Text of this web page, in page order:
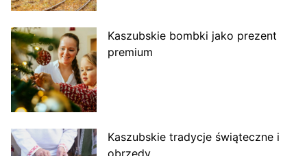
Kaszubskie bombki jako prezent
premium
Kaszubskie tradycje świąteczne i